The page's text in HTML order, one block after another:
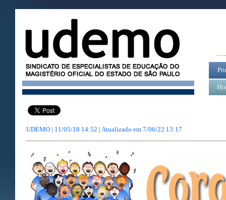
UDEMO | 11/05/18 14:52 | Atualizado em 7/06/22 13:17